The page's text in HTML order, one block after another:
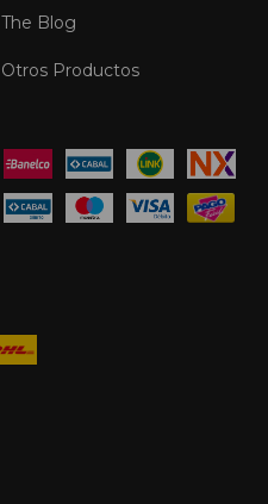
The Blog
Otros Productos